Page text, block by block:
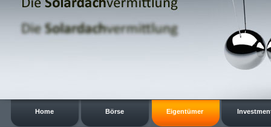
Home Börse Eigentümer